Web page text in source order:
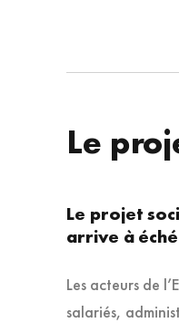
Le
Le projet
arrive à
Les acteurs de
salariés,